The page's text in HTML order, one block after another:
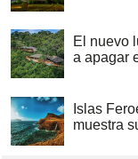
El nuevo
a apagar
Islas
muestra